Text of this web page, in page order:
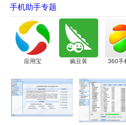
手机助手专题
应用宝 豌豆荚 360手